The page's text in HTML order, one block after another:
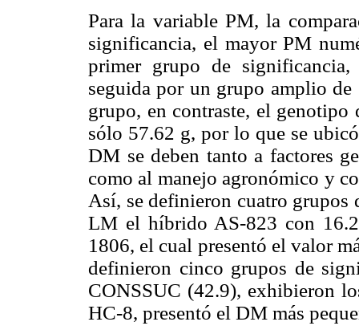
Para la variable PM, la
significancia, el mayor PM
primer grupo de
seguida por un grupo amplio de
grupo, en contraste, el
sólo 57.62 g, por lo que se
DM se deben tanto a factores
como al manejo agronómico y
Así, se definieron cuatro grupos
LM el híbrido AS-823 con
1806, el cual presentó el valor
definieron cinco grupos de
CONSSUC (42.9), exhibieron
HC-8, presentó el DM más